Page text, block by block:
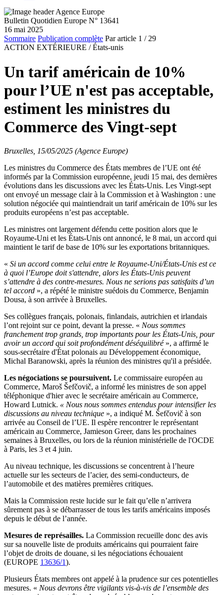
Bulletin Quotidien Europe N° 13641
16 mai 2025
Sommaire Publication complète Par article 1 / 29
ACTION EXTÉRIEURE / États-unis
Un tarif américain de 10%
pour l’UE n'est pas acceptable,
estiment les ministres du
Commerce des Vingt-sept
Bruxelles, 15/05/2025 (Agence Europe)
Les ministres du Commerce des États membres de l’UE ont été
informés par la Commission européenne, jeudi 15 mai, des dernières
évolutions dans les discussions avec les États-Unis. Les Vingt-sept
ont envoyé un message clair à la Commission et à Washington : une
solution négociée qui maintiendrait un tarif américain de 10% sur les
produits européens n’est pas acceptable.
Les ministres ont largement défendu cette position alors que le
Royaume-Uni et les États-Unis ont annoncé, le 8 mai, un accord qui
maintient le tarif de base de 10% sur les exportations britanniques.
« Si un accord comme celui entre le Royaume-Uni/États-Unis est ce
à quoi l’Europe doit s'attendre, alors les États-Unis peuvent
s’attendre à des contre-mesures. Nous ne serions pas satisfaits d’un
tel accord », a répété le ministre suédois du Commerce, Benjamin
Dousa, à son arrivée à Bruxelles.
Ses collègues français, polonais, finlandais, autrichien et irlandais
l’ont rejoint sur ce point, devant la presse. « Nous sommes
franchement trop grands, trop importants pour les États-Unis, pour
avoir un accord qui soit profondément déséquilibré », a affirmé le
sous-secrétaire d'État polonais au Développement économique,
Michal Baranowski, après la réunion des ministres qu'il a présidée.
Les négociations se poursuivent. Le commissaire européen au
Commerce, Maroš Šefčovič, a informé les ministres de son appel
téléphonique d'hier avec le secrétaire américain au Commerce,
Howard Lutnick. « Nous nous sommes entendus pour intensifier les
discussions au niveau technique », a indiqué M. Šefčovič à son
arrivée au Conseil de l’UE. Il espère rencontrer le représentant
américain au Commerce, Jamieson Greer, dans les prochaines
semaines à Bruxelles, ou lors de la réunion ministérielle de l'OCDE
à Paris, les 3 et 4 juin.
Au niveau technique, les discussions se concentrent à l’heure
actuelle sur les secteurs de l’acier, des semi-conducteurs, de
l’automobile et des matières premières critiques.
Mais la Commission reste lucide sur le fait qu’elle n’arrivera
sûrement pas à se débarrasser de tous les tarifs américains imposés
depuis le début de l’année.
Mesures de représailles. La Commission recueille donc des avis
sur sa nouvelle liste de produits américains qui pourraient faire
l’objet de droits de douane, si les négociations échouaient
(EUROPE 13636/1).
Plusieurs États membres ont appelé à la prudence sur ces potentielles
mesures. « Nous devrons être vigilants vis-à-vis de l’ensemble des